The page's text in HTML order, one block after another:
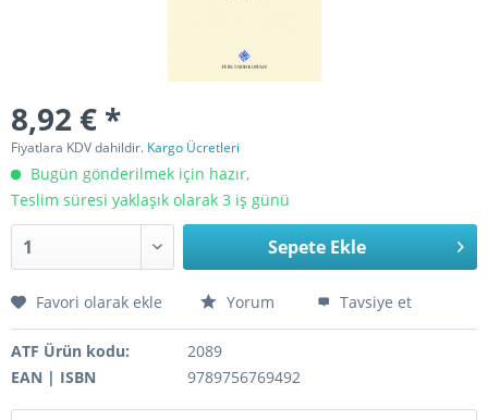
8,92 € *
Fiyatlara KDV dahildir. Kargo Ücretleri
Bugün gönderilmek için hazır,
Teslim süresi yaklaşık olarak 3 iş günü
Sepete Ekle
Favori olarak ekle Yorum Tavsiye et
ATF Ürün kodu:
2089
EAN | ISBN
9789756769492